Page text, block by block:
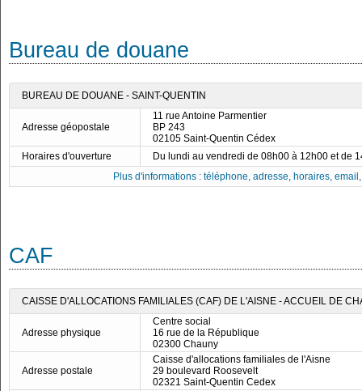
Bureau de douane
BUREAU DE DOUANE - SAINT-QUENTIN
Adresse géopostale
11 rue Antoine Parmentier
BP 243
02105 Saint-Quentin Cédex
Horaires d'ouverture
Du lundi au vendredi de 08h00 à 12h00 et de
Plus d'informations : téléphone, adresse, horaires,
CAF
CAISSE D'ALLOCATIONS FAMILIALES (CAF) DE L'AISNE - ACCUEIL DE
Adresse physique
Centre social
16 rue de la République
02300 Chauny
Adresse postale
Caisse d'allocations familiales de l'Aisne
29 boulevard Roosevelt
02321 Saint-Quentin Cedex